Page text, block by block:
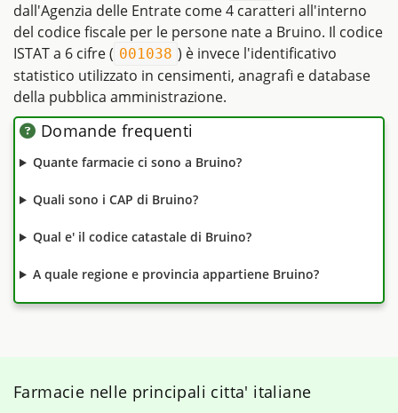
dall'Agenzia delle Entrate come 4 caratteri all'interno
del codice fiscale per le persone nate a Bruino. Il codice
ISTAT a 6 cifre ( 001038 ) è invece l'identificativo
statistico utilizzato in censimenti, anagrafi e database
della pubblica amministrazione.
Domande frequenti
Quante farmacie ci sono a Bruino?
Quali sono i CAP di Bruino?
Qual e' il codice catastale di Bruino?
A quale regione e provincia appartiene Bruino?
Farmacie nelle principali citta' italiane